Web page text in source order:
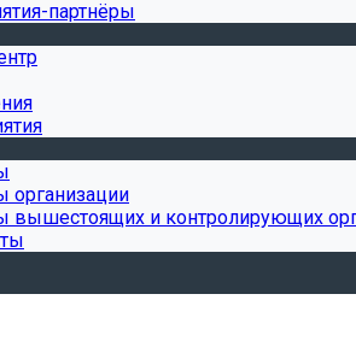
партнёры
организации
вышестоящих и контролирующих